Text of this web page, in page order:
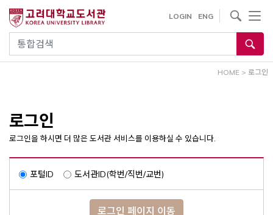
건
통합검색
LOGIN ENG
사이트내 검색
HOME > 로그인
로그인
로그인을 하시면 더 많은 도서관 서비스를 이용하실 수 있습니다.
포털ID 도서관ID(학번/직번/교번)
로그인 페이지 이동